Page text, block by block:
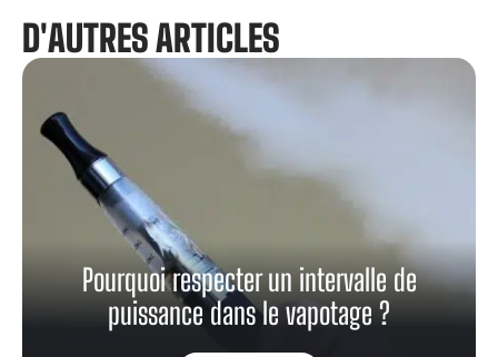
D'AUTRES ARTICLES
Pourquoi respecter un intervalle de
puissance dans le vapotage ?